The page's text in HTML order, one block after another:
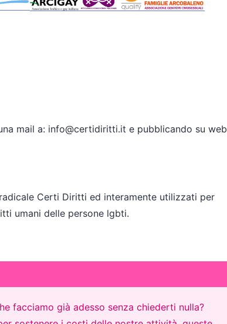
mail a: info@certidiritti.it e pubblicando su web
Certi Diritti ed interamente utilizzati per
umani delle persone lgbti.
facciamo già adesso senza chiederti nulla?